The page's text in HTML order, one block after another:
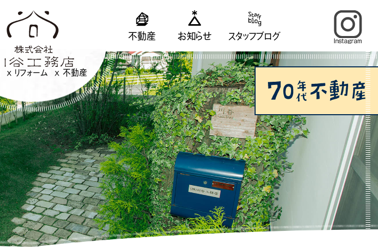
リフォーム 不動産
不動産 お知らせ スタッフブログ
Instagram